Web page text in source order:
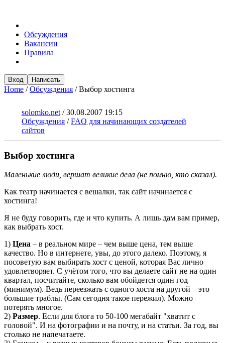
Обсуждения
Вакансии
Правила
Вход Написать
Home /Обсуждения /Выбор хостинга
solomko.net /30.08.2007 19:15
Обсуждения /FAQ для начинающих создателей
сайтов
Выбор хостинга
Маленькие люди, вершат великие дела (не помню, кто сказал).
Как театр начинается с вешалки, так сайт начинается с
хостинга!
Я не буду говорить, где и что купить. А лишь дам вам пример,
как выбрать хост.
1) Цена – в реальном мире – чем выше цена, тем выше
качество. Но в интернете, увы, до этого далеко. Поэтому, я
посоветую вам выбирать хост с ценой, которая Вас лично
удовлетворяет. С учётом того, что вы делаете сайт не на один
квартал, посчитайте, сколько вам обойдется один год
(минимум). Ведь переезжать с одного хоста на другой – это
большие траблы. (Сам сегодня такое пережил). Можно
потерять многое.
2) Размер. Если для блога то 50-100 мегабайт "хватит с
головой". И на фотографии и на почту, и на статьи. За год, вы
столько не напечатаете.